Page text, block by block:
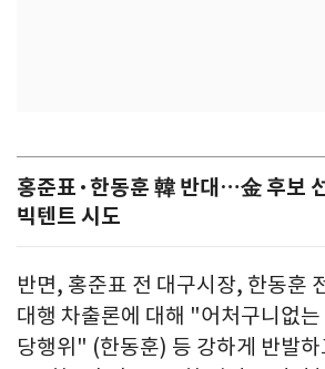
홍준표·한동훈 韓 반대…金 후보
빅텐트 시도
반면, 홍준표 전 대구시장, 한동훈
대행 차출론에 대해 "어처구니없
당행위" (한동훈) 등 강하게 반발